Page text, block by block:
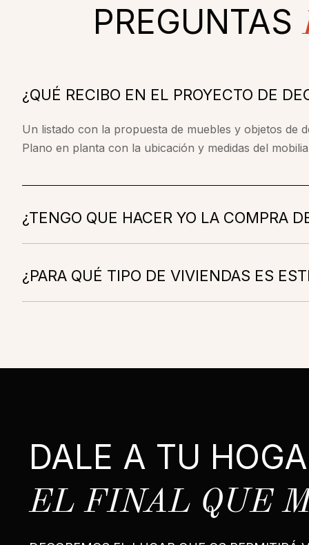
PREGUNTAS
¿QUÉ RECIBO EN EL PROYECTO DE
Un listado con la propuesta de muebles y objetos de
Plano en planta con la ubicación y medidas del
¿TENGO QUE HACER YO LA COMPRA
¿PARA QUÉ TIPO DE VIVIENDAS ES
DALE A TU
EL FINAL QUE